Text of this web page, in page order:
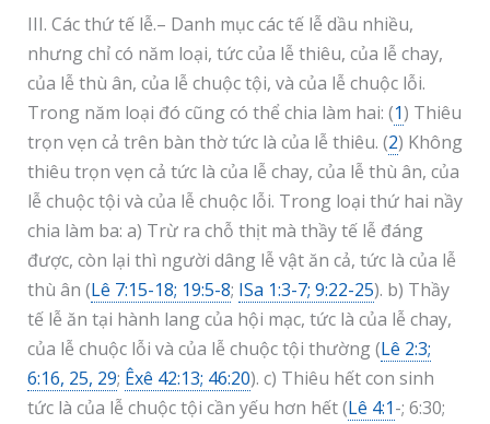
III. Các thứ tế lễ.– Danh mục các tế lễ dầu nhiều,
nhưng chỉ có năm loại, tức của lễ thiêu, của lễ chay,
của lễ thù ân, của lễ chuộc tội, và của lễ chuộc lỗi.
Trong năm loại đó cũng có thể chia làm hai: (1) Thiêu
trọn vẹn cả trên bàn thờ tức là của lễ thiêu. (2) Không
thiêu trọn vẹn cả tức là của lễ chay, của lễ thù ân, của
lễ chuộc tội và của lễ chuộc lỗi. Trong loại thứ hai nầy
chia làm ba: a) Trừ ra chỗ thịt mà thầy tế lễ đáng
được, còn lại thì người dâng lễ vật ăn cả, tức là của lễ
thù ân (Lê 7:15-18; 19:5-8; ISa 1:3-7; 9:22-25). b) Thầy
tế lễ ăn tại hành lang của hội mạc, tức là của lễ chay,
của lễ chuộc lỗi và của lễ chuộc tội thường (Lê 2:3;
6:16, 25, 29; Êxê 42:13; 46:20). c) Thiêu hết con sinh
tức là của lễ chuộc tội cần yếu hơn hết (Lê 4:1-; 6:30;